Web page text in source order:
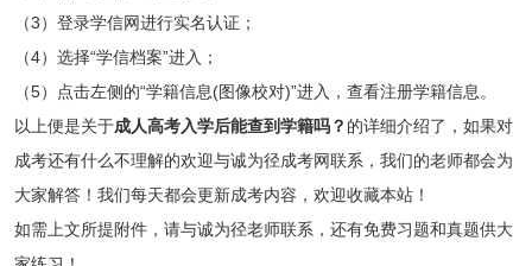
（3）登录学信网进行实名认证；
（4）选择“学信档案”进入；
（5）点击左侧的“学籍信息(图像校对)”进入，查看注册学籍信息。
以上便是关于成人高考入学后能查到学籍吗？ 的详细介绍了，如果对
成考还有什么不理解的欢迎与诚为径成考网联系，我们的老师都会为
大家解答！我们每天都会更新成考内容，欢迎收藏本站！
如需上文所提附件，请与诚为径老师联系，还有免费习题和真题供大